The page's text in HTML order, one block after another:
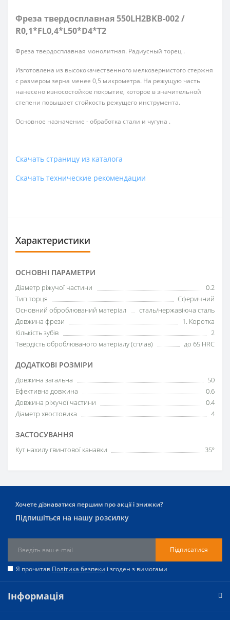
Фреза твердосплавная 550LH2BKB-002 /
R0,1*FL0,4*L50*D4*T2
Фреза твердосплавная монолитная. Радиусный торец .
Изготовлена из высококачественного мелкозернистого стержня
с размером зерна менее 0,5 микрометра. На режущую часть
нанесено износостойкое покрытие, которое в значительной
степени повышает стойкость режущего инструмента.
Основное назначение - обработка стали и чугуна .
Скачать страницу из каталога
Скачать технические рекомендации
Характеристики
ОСНОВНІ ПАРАМЕТРИ
Діаметр ріжучої частини
0.2
Тип торця
Сферичний
Основний оброблюваний матеріал
сталь/нержавіюча сталь
Довжина фрези
1. Коротка
Кількість зубів
2
Твердість оброблюваного матеріалу (сплав)
до 65 HRC
ДОДАТКОВІ РОЗМІРИ
Довжина загальна
50
Ефективна довжина
0.6
Довжина ріжучої частини
0.4
Діаметр хвостовика
4
ЗАСТОСУВАННЯ
Кут нахилу гвинтової канавки 35º
Хочете дізнаватися першим про акції і знижки?
Підпишіться на нашу розсилку
Підписатися
Я прочитав Політика безпеки і згоден з вимогами
Інформація